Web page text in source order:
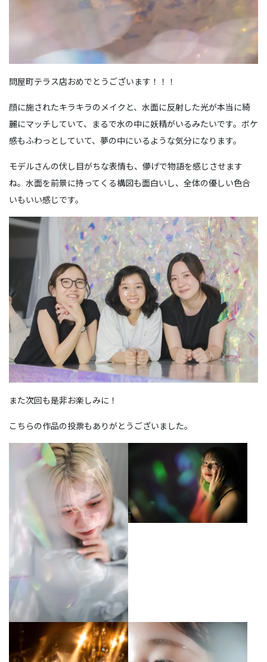
問屋町テラス店おめでとうございます！！！
顔に施されたキラキラのメイクと、水面に反射した光が本当に綺
麗にマッチしていて、まるで水の中に妖精がいるみたいです。ボケ
感もふわっとしていて、夢の中にいるような気分になります。
モデルさんの伏し目がちな表情も、儚げで物語を感じさせます
ね。水面を前景に持ってくる構図も面白いし、全体の優しい色合
いもいい感じです。
また次回も是非お楽しみに！
こちらの作品の投票もありがとうございました。